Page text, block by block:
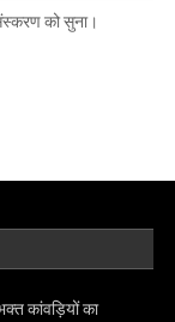
को सुना।
कांवड़ियों का